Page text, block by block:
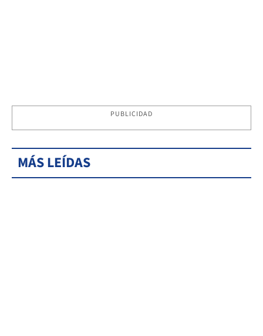
PUBLICIDAD
MÁS LEÍDAS